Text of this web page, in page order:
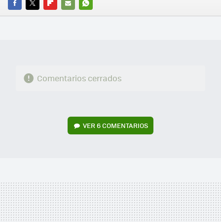
FACEBOOK
TWITTERFLIPBOARD
E-
WHATSAPP
Comentarios cerrados
VER6 COMENTARIOS